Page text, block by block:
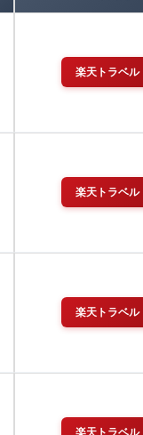
楽天トラベル
楽天トラベル
楽天トラベル
楽天トラベル